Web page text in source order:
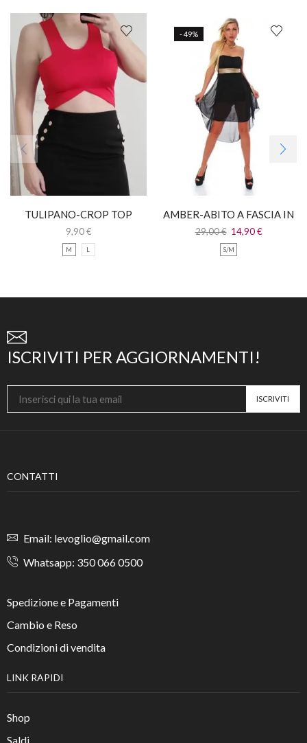
TULIPANO-CROP TOP
ROSSO CON SPALLINE
9,90€
M L
- 49%
AMBER-ABITO A FASCIA IN
PIZZO CON CODA IN
CHIFFON
29,00€ 14,90€
S/M
ISCRIVITI PER AGGIORNAMENTI!
CONTATTI
Email: levoglio@gmail.com
Whatsapp: 350 066 0500
Spedizione e Pagamenti
Cambio e Reso
Condizioni di vendita
LINK RAPIDI
Shop
Saldi